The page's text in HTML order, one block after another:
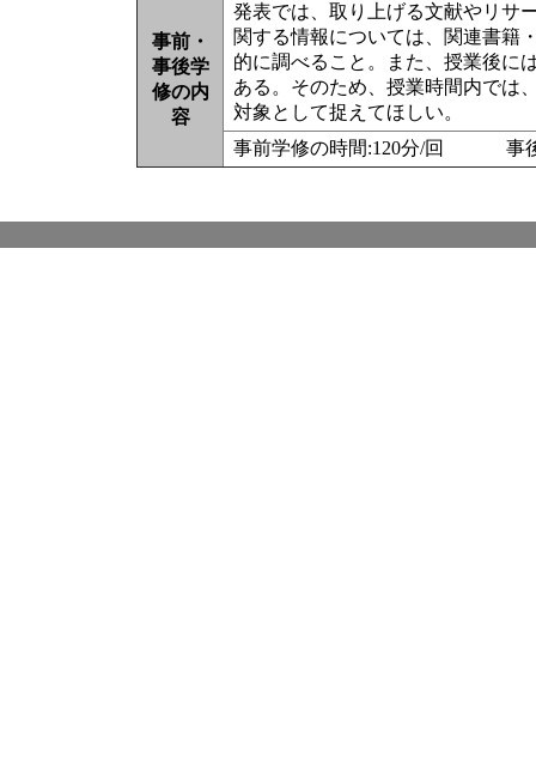
事前・
事後学
修の内
容
発表では、取り上げる文献やリサ
関する情報については、関連書籍
的に調べること。また、授業後に
ある。そのため、授業時間内では
対象として捉えてほしい。
事前学修の時間:120分/回 事後